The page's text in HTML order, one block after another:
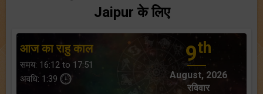
Jaipur के लिए
आज का राहु काल
समय: 16:12 to 17:51
अवधि: 1:39
9th
August, 2026
रविवार